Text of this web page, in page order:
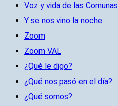
Voz y vida de las Comunas
Y se nos vino la noche
Zoom
Zoom VAL
¿Qué le digo?
¿Qué nos pasó en el día?
¿Qué somos?